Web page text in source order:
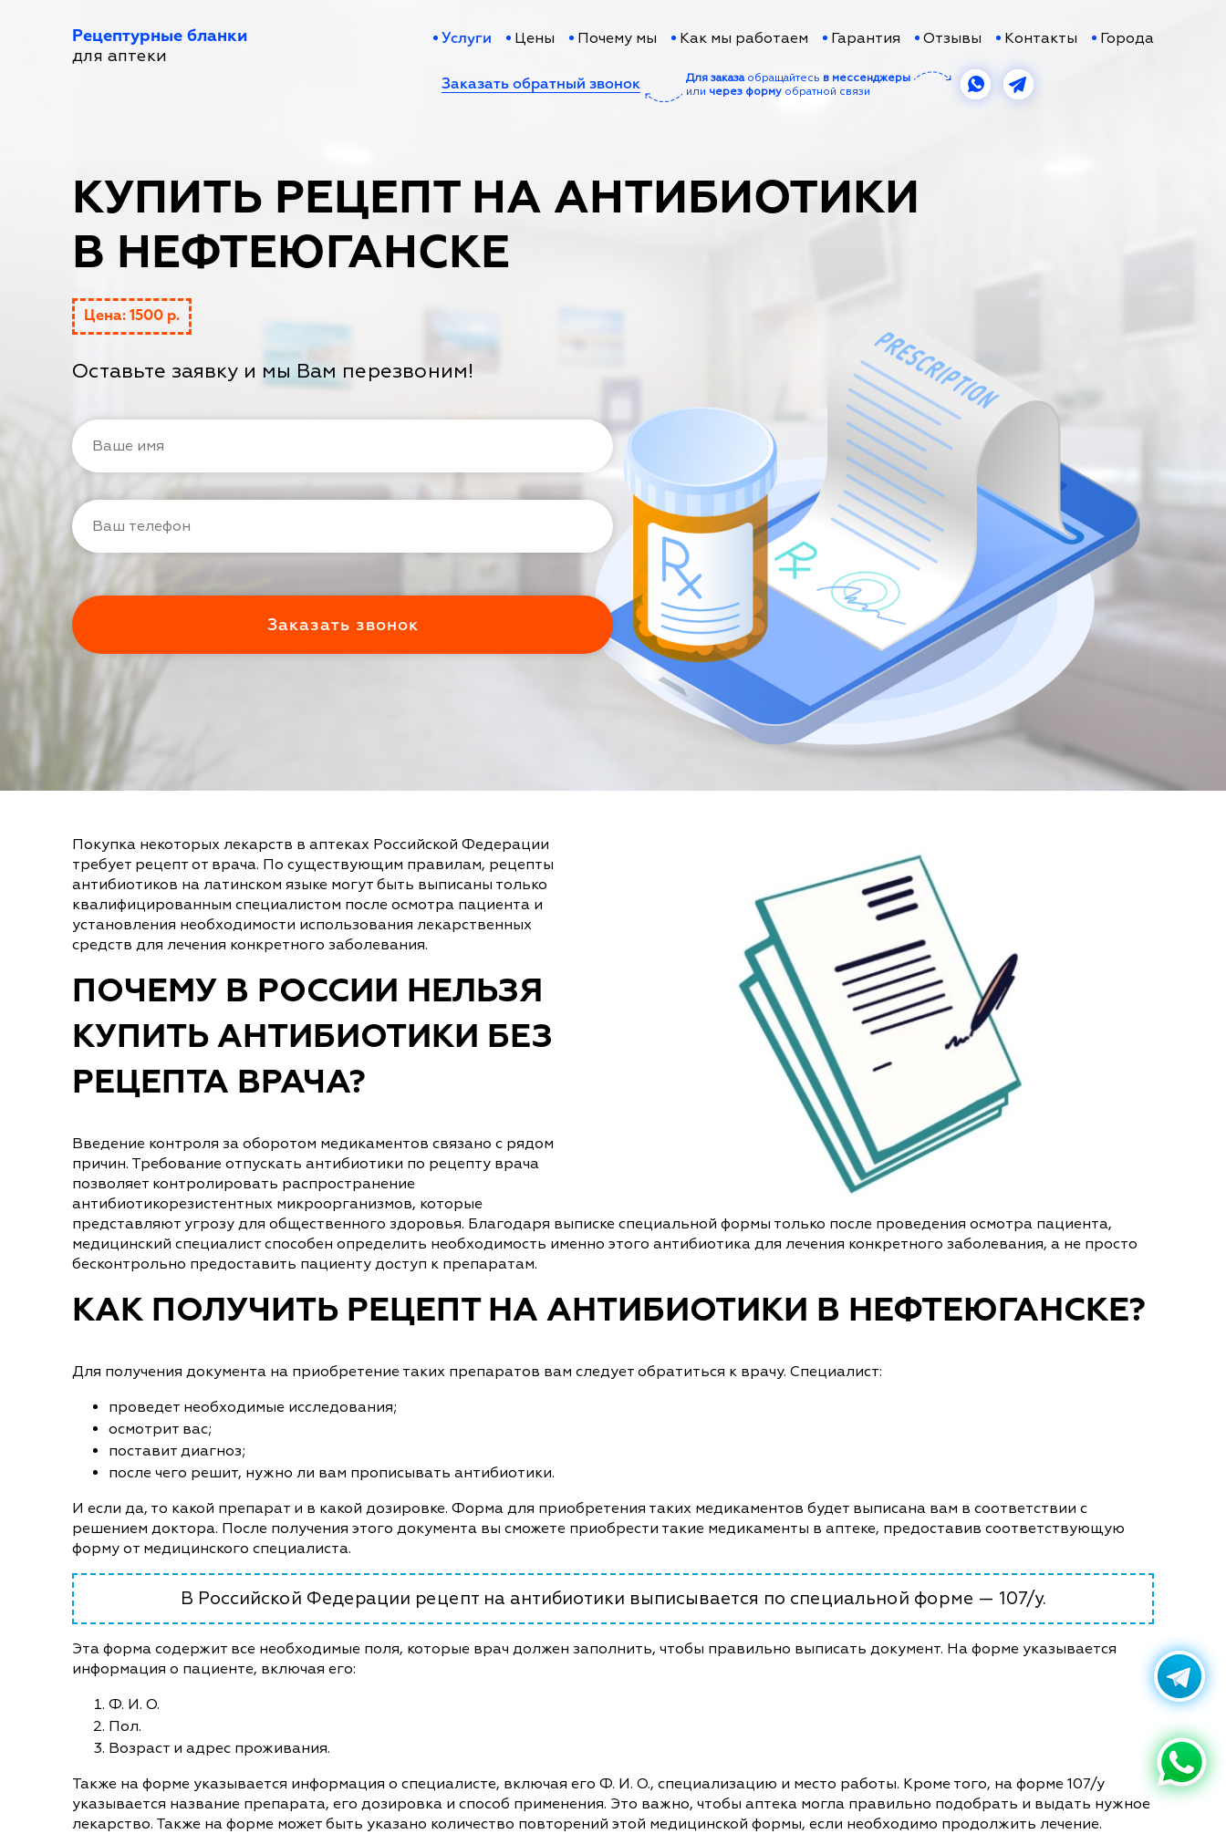
Рецептурные бланки
для аптеки
Услуги Цены Почему мы Как мы работаем Гарантия Отзывы Контакты Города
Заказать обратный звонок Для заказаобращайтесь в мессенджеры
или через форму обратной связи
КУПИТЬ РЕЦЕПТ НА АНТИБИОТИКИ
В НЕФТЕЮГАНСКЕ
Цена: 1500 р.
Оставьте заявку и мы Вам перезвоним!
Покупка некоторых лекарств в аптеках Российской Федерации
требует рецепт от врача. По существующим правилам, рецепты
антибиотиков на латинском языке могут быть выписаны только
квалифицированным специалистом после осмотра пациента и
установления необходимости использования лекарственных
средств для лечения конкретного заболевания.
ПОЧЕМУ В РОССИИ НЕЛЬЗЯ
КУПИТЬ АНТИБИОТИКИ БЕЗ
РЕЦЕПТА ВРАЧА?
Введение контроля за оборотом медикаментов связано с рядом
причин. Требование отпускать антибиотики по рецепту врача
позволяет контролировать распространение
антибиотикорезистентных микроорганизмов, которые
представляют угрозу для общественного здоровья. Благодаря выписке специальной формы только после проведения осмотра пациента,
медицинский специалист способен определить необходимость именно этого антибиотика для лечения конкретного заболевания, а не просто
бесконтрольно предоставить пациенту доступ к препаратам.
КАК ПОЛУЧИТЬ РЕЦЕПТ НА АНТИБИОТИКИ В НЕФТЕЮГАНСКЕ?
Для получения документа на приобретение таких препаратов вам следует обратиться к врачу. Специалист:
проведет необходимые исследования;
осмотрит вас;
поставит диагноз;
после чего решит, нужно ли вам прописывать антибиотики.
И если да, то какой препарат и в какой дозировке. Форма для приобретения таких медикаментов будет выписана вам в соответствии с
решением доктора. После получения этого документа вы сможете приобрести такие медикаменты в аптеке, предоставив соответствующую
форму от медицинского специалиста.
В Российской Федерации рецепт на антибиотики выписывается по специальной форме — 107/у.
Эта форма содержит все необходимые поля, которые врач должен заполнить, чтобы правильно выписать документ. На форме указывается
информация о пациенте, включая его:
Ф. И. О.
Пол.
Возраст и адрес проживания.
Также на форме указывается информация о специалисте, включая его Ф. И. О., специализацию и место работы. Кроме того, на форме 107/у
указывается название препарата, его дозировка и способ применения. Это важно, чтобы аптека могла правильно подобрать и выдать нужное
лекарство. Также на форме может быть указано количество повторений этой медицинской формы, если необходимо продолжить лечение.